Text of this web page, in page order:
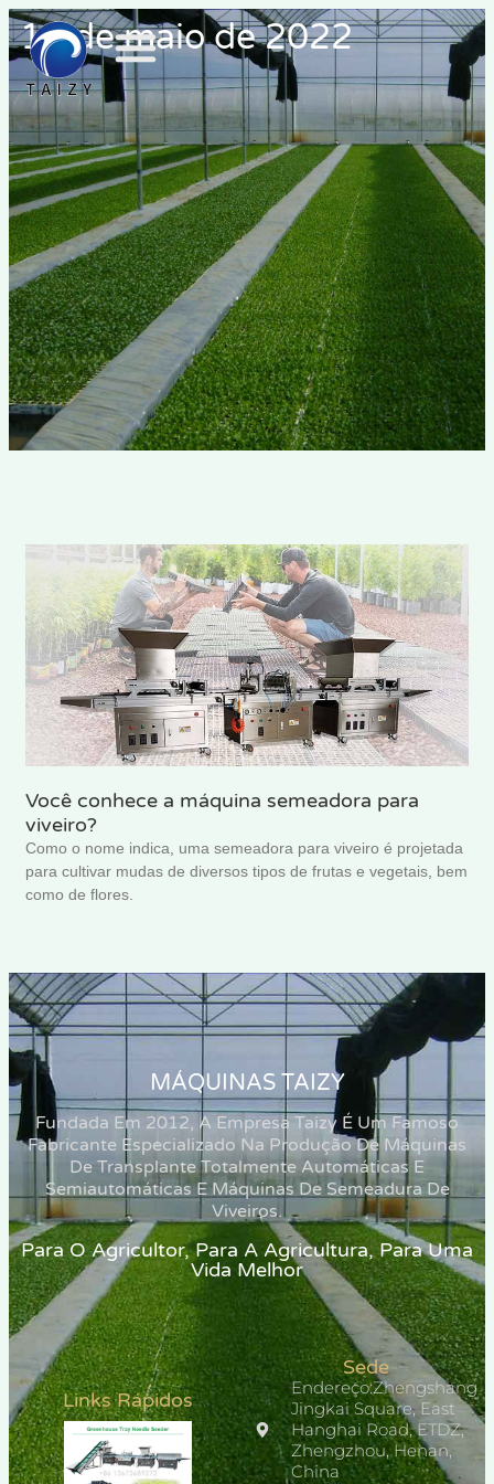
16 de maio de 2022
Você conhece a máquina semeadora para
viveiro?
Como o nome indica, uma semeadora para viveiro é projetada
para cultivar mudas de diversos tipos de frutas e vegetais, bem
como de flores.
MÁQUINAS TAIZY
Fundada Em 2012, A Empresa Taizy É Um Famoso
Fabricante Especializado Na Produção De Máquinas
De Transplante Totalmente Automáticas E
Semiautomáticas E Máquinas De Semeadura De
Viveiros.
Para O Agricultor, Para A Agricultura, Para Uma
Vida Melhor
Links Rápidos
Sede
Endereço:Zhengshang
Jingkai Square, East
Hanghai Road, ETDZ,
Zhengzhou, Henan,
China